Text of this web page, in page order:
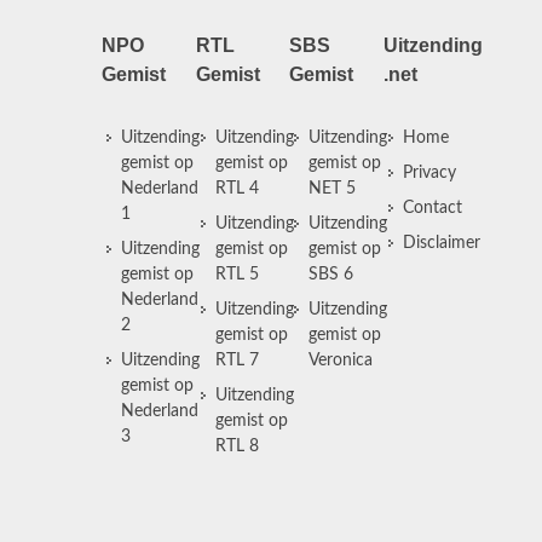
NPO
Gemist
Uitzending
gemist op
Nederland
1
Uitzending
gemist op
Nederland
2
Uitzending
gemist op
Nederland
3
RTL
Gemist
Uitzending
gemist op
RTL 4
Uitzending
gemist op
RTL 5
Uitzending
gemist op
RTL 7
Uitzending
gemist op
RTL 8
SBS
Gemist
Uitzending
gemist op
NET 5
Uitzending
gemist op
SBS 6
Uitzending
gemist op
Veronica
Uitzending
.net
Home
Privacy
Contact
Disclaimer